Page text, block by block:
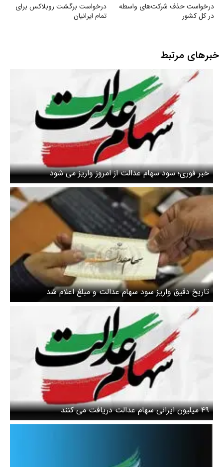
درخواست حذف شرکت‌های واسطه
در کل کشور
درخواست برگشت روبلاکس برای
تمام ایرانیان
خبرهای مرتبط
خبر فوری؛ سود سهام عدالت از امروز واریز می شود
تاریخ دقیق واریز سود سهام عدالت و مبلغ اعلام شد
۴۹ میلیون ایرانی سهام عدالت دریافت می کنند